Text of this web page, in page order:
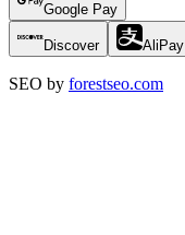
Google Pay
Discover AliPay
SEO by forestseo.com